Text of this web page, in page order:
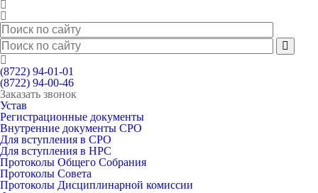
(8722) 94-01-01
(8722) 94-00-46
Заказать звонок
Устав
Регистрационные документы
Внутренние документы СРО
Для вступления в СРО
Для вступления в НРС
Протоколы Общего Собрания
Протоколы Совета
Протоколы Дисциплинарной комиссии